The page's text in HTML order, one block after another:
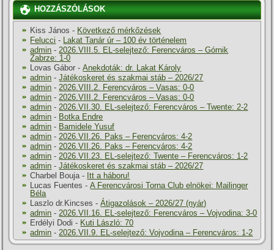
HOZZÁSZÓLÁSOK
Kiss János - Következő mérkőzések
Felucci - Lakat Tanár úr – 100 év történelem
admin -2026.VIII.5. EL-selejtező: Ferencváros – Górnik
Zabrze: 1-0
Lovas Gábor -Anekdoták: dr. Lakat Károly
admin -Játékoskeret és szakmai stáb – 2026/27
admin -2026.VIII.2. Ferencváros – Vasas: 0-0
admin -2026.VIII.2. Ferencváros – Vasas: 0-0
admin -2026.VII.30. EL-selejtező: Ferencváros – Twente: 2-2
admin - Botka Endre
admin - Bamidele Yusuf
admin -2026.VII.26. Paks – Ferencváros: 4-2
admin -2026.VII.26. Paks – Ferencváros: 4-2
admin -2026.VII.23. EL-selejtező: Twente – Ferencváros: 1-2
admin -Játékoskeret és szakmai stáb – 2026/27
Charbel Bouja- Itt a háboru!
Lucas Fuentes -A Ferencvárosi Torna Club elnökei: Mailinger
Béla
Laszlo dr.Kincses -Átigazolások – 2026/27 (nyár)
admin -2026.VII.16. EL-selejtező: Ferencváros – Vojvodina: 3-0
Erdélyi Dodi - Kuti László: 70
admin -2026.VII.9. EL-selejtező: Vojvodina – Ferencváros: 1-2